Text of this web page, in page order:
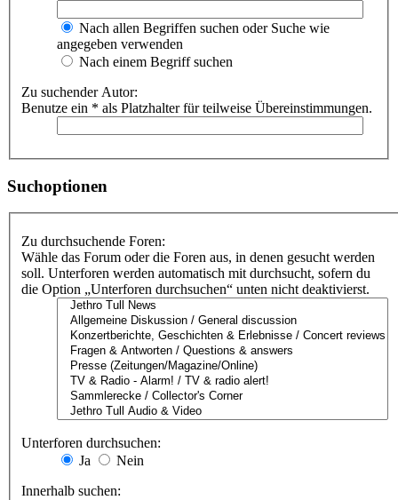
Nach allen Begriffen suchen oder Suche wie
angegeben verwenden
Nach einem Begriff suchen
Zu suchender Autor:
Benutze ein * als Platzhalter für teilweise Übereinstimmungen.
Suchoptionen
Zu durchsuchende Foren:
Wähle das Forum oder die Foren aus, in denen gesucht werden
soll. Unterforen werden automatisch mit durchsucht, sofern du
die Option „Unterforen durchsuchen“ unten nicht deaktivierst.
Unterforen durchsuchen:
Ja
Nein
Innerhalb suchen: